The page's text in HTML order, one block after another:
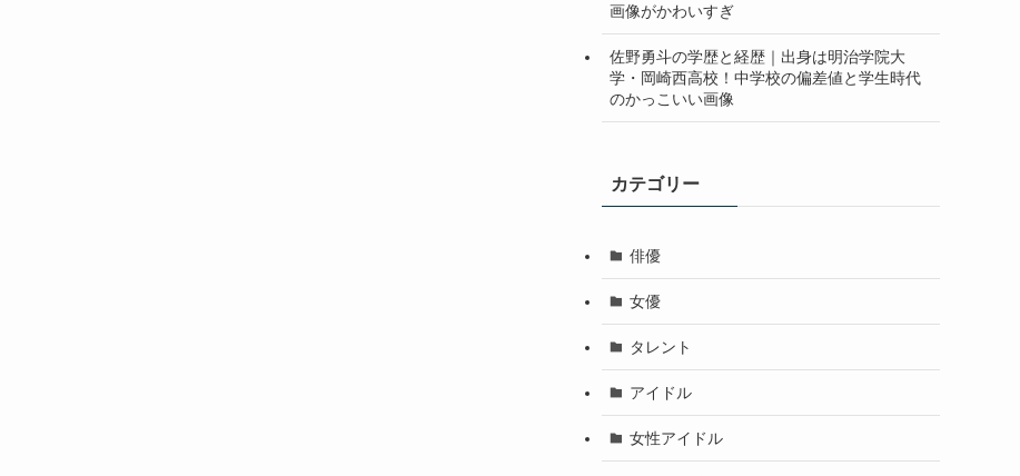
画像がかわいすぎ
佐野勇斗の学歴と経歴｜出身は明治学院大
学・岡崎西高校！中学校の偏差値と学生時代
のかっこいい画像
カテゴリー
俳優
女優
タレント
アイドル
女性アイドル